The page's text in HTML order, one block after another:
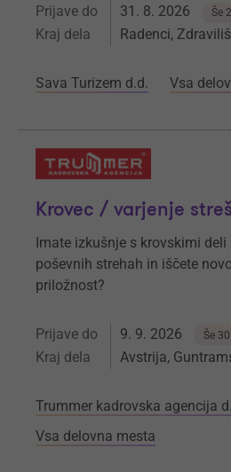
Prijave do 31. 8. 2026 Še
Kraj dela Radenci,
Sava Turizem d.d. Vsa
Krovec / varjenje
Imate izkušnje s krovskimi deli
poševnih strehah in iščete
priložnost?
Prijave do 9. 9. 2026 Še
Kraj dela Avstrija,
Trummer kadrovska agencija
Vsa delovna mesta